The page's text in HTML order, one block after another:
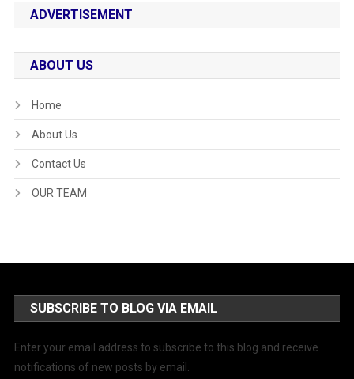
ADVERTISEMENT
ABOUT US
Home
About Us
Contact Us
OUR TEAM
SUBSCRIBE TO BLOG VIA EMAIL
Enter your email address to subscribe to this blog and receive
notifications of new posts by email.